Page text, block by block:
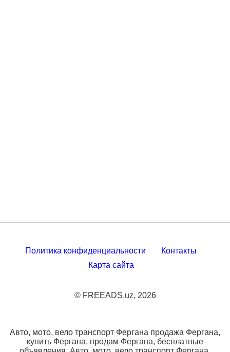
Политика конфиденциальности
Контакты
Карта сайта
© FREEADS.uz, 2026
Авто, мото, вело транспорт Фергана продажа Фергана,
купить Фергана, продам Фергана, бесплатные